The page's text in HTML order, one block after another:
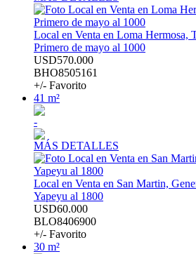
Local en Venta en Loma Hermosa,
Primero de mayo al 1000
USD570.000
BHO8505161
+/- Favorito
41 m²
-
MÁS DETALLES
Local en Venta en San Martin,
Yapeyu al 1800
USD60.000
BLO8406900
+/- Favorito
30 m²